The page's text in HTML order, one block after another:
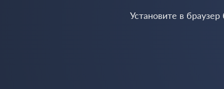
Установите в